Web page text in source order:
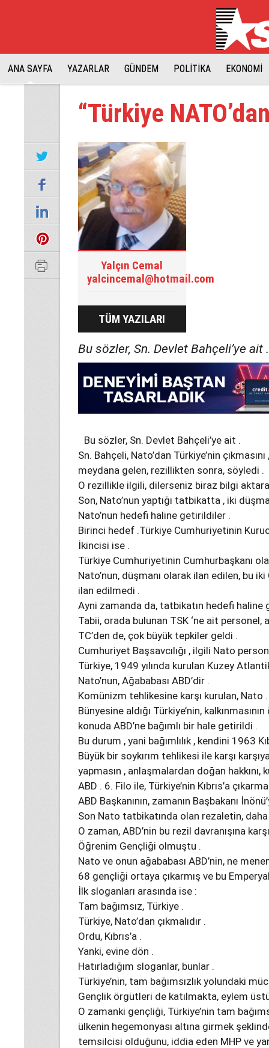
ANA SAYFA YAZARLAR GÜNDEM POLİTİKA EKONOMİ
“Türkiye
Yalçın Cemal
yalcincemal@hotmail.com
TÜM YAZILARI
Bu sözler, Sn. Devlet Bahçeli’ye ait .
Bu sözler, Sn. Devlet Bahçeli’ye ait .
Sn. Bahçeli, Nato’dan Türkiye’nin
meydana gelen, rezillikten sonra, söyledi .
O rezillikle ilgili, dilerseniz biraz bilgi
Son, Nato’nun yaptığı tatbikatta , iki
Nato’nun hedefi haline getirildiler .
Birinci hedef .Türkiye Cumhuriyetinin
İkincisi ise .
Türkiye Cumhuriyetinin Cumhurbaşkanı
Nato’nun, düşmanı olarak ilan edilen, bu
ilan edilmedi .
Ayni zamanda da, tatbikatın hedefi haline
Tabii, orada bulunan TSK ‘ne ait
TC’den de, çok büyük tepkiler geldi .
Cumhuriyet Başsavcılığı , ilgili Nato
Türkiye, 1949 yılında kurulan Kuzey
Nato’nun, Ağababası ABD’dir .
Komünizm tehlikesine karşı kurulan, Nato .
Bünyesine aldığı Türkiye’nin,
konuda ABD’ne bağımlı bir hale getirildi .
Bu durum , yani bağımlılık , kendini 1963
Büyük bir soykırım tehlikesi ile karşı
yapmasın , anlaşmalardan doğan hakkını,
ABD . 6. Filo ile, Türkiye’nin Kıbrıs’a
ABD Başkanının, zamanın Başbakanı
Son Nato tatbikatında olan rezaletin,
O zaman, ABD’nin bu rezil davranışına
Öğrenim Gençliği olmuştu .
Nato ve onun ağababası ABD’nin, ne
68 gençliği ortaya çıkarmış ve bu
İlk sloganları arasında ise :
Tam bağımsız, Türkiye .
Türkiye, Nato’dan çıkmalıdır .
Ordu, Kıbrıs’a .
Yanki, evine dön .
Hatırladığım sloganlar, bunlar .
Türkiye’nin, tam bağımsızlık yolundaki
Gençlik örgütleri de katılmakta, eylem
O zamanki gençliği, Türkiye’nin tam
ülkenin hegemonyası altına girmek
temsilcisi olduğunu, iddia eden MHP ve